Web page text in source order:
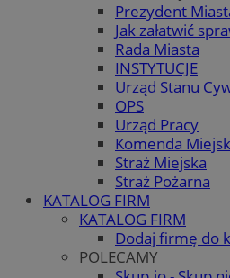
Prezydent
Jak załatwić
Rada Miasta
INSTYTUCJE
Urząd Stanu
OPS
Urząd Pracy
Komenda
Straż Miejska
Straż Pożarna
KATALOG FIRM
KATALOG FIRM
Dodaj firmę do
POLECAMY